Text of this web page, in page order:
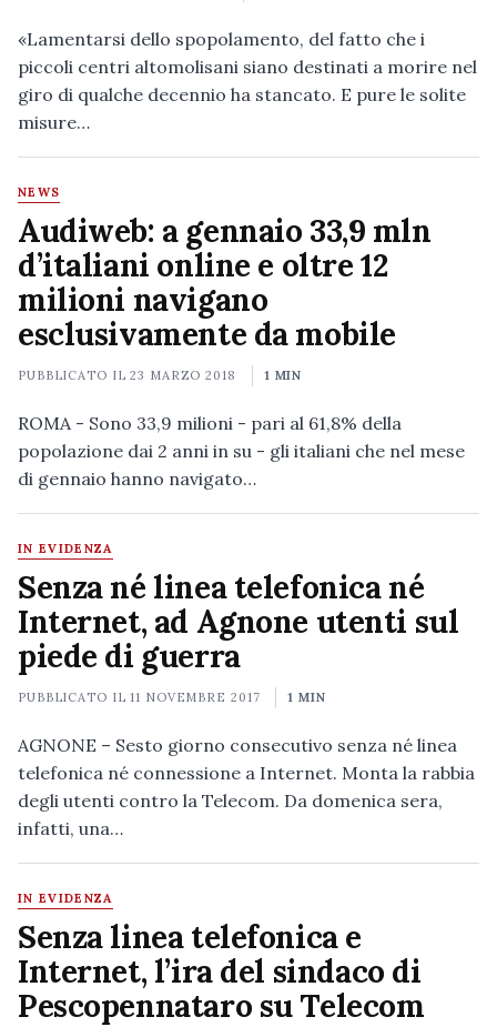
«Lamentarsi dello spopolamento, del fatto che i
piccoli centri altomolisani siano destinati a morire nel
giro di qualche decennio ha stancato. E pure le solite
misure…
NEWS
Audiweb: a gennaio 33,9 mln
d’italiani online e oltre 12
milioni navigano
esclusivamente da mobile
PUBBLICATO IL23 MARZO 2018 1 MIN
ROMA - Sono 33,9 milioni - pari al 61,8% della
popolazione dai 2 anni in su - gli italiani che nel mese
di gennaio hanno navigato…
IN EVIDENZA
Senza né linea telefonica né
Internet, ad Agnone utenti sul
piede di guerra
PUBBLICATO IL11 NOVEMBRE 2017 1 MIN
AGNONE – Sesto giorno consecutivo senza né linea
telefonica né connessione a Internet. Monta la rabbia
degli utenti contro la Telecom. Da domenica sera,
infatti, una…
IN EVIDENZA
Senza linea telefonica e
Internet, l’ira del sindaco di
Pescopennataro su Telecom